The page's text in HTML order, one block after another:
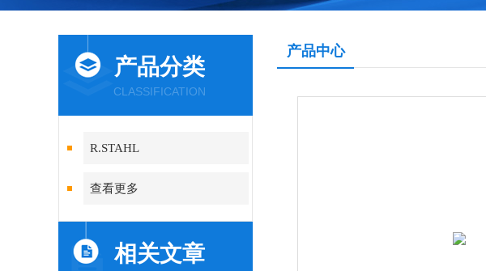
产品分类
CLASSIFICATION
R.STAHL
查看更多
相关文章
产品中心